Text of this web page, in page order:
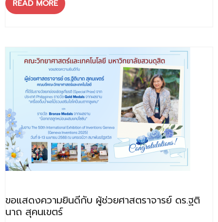
- งานวิจัย/นวัตกรรม
READ MORE
ขอแสดงความยินดีกับ ผู้ช่วยศาสตราจารย์ ดร.ฐติ
นาถ สุคนเขตร์